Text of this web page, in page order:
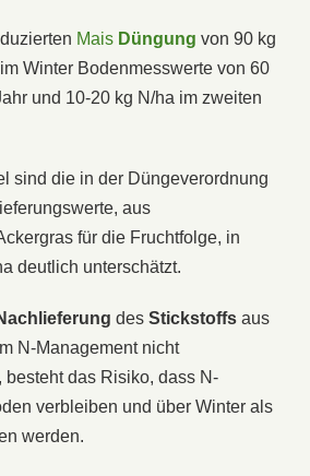
Mais Düngung von 90 kg
Winter Bodenmesswerte von 60
und 10-20 kg N/ha im zweiten
sind die in der Düngeverordnung
aus
für die Fruchtfolge, in
deutlich unterschätzt.
des Stickstoffs aus
N-Management nicht
besteht das Risiko, dass N-
verbleiben und über Winter als
werden.